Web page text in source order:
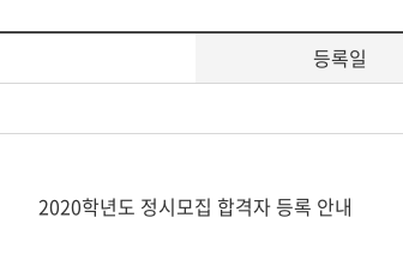
등록일
2020학년도 정시모집 합격자 등록 안내